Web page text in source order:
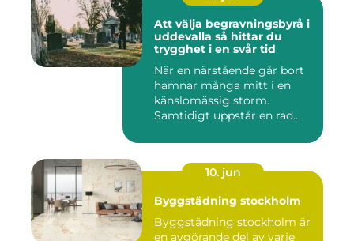
Att välja begravningsbyrå i
uddevalla så hittar du
trygghet i en svår tid
När en närstående går bort
hamnar många mitt i en
känslomässig storm.
Samtidigt uppstår en rad
10. jun
Byggstädning stockholm
Byggstädning stockholm är
en avgörande del av varje